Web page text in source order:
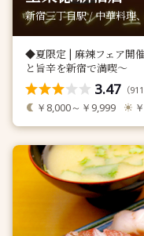
新宿三丁目駅 / 中華料理
◆夏限定 | 麻辣フェア開
と旨辛を新宿で満喫〜
3.47 （911
￥8,000～￥9,999